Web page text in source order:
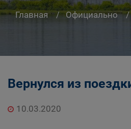
Главная Официально
Вернулся из
10.03.2020